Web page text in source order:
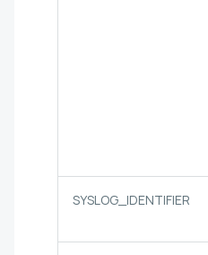
SYSLOG_IDENTIFIER